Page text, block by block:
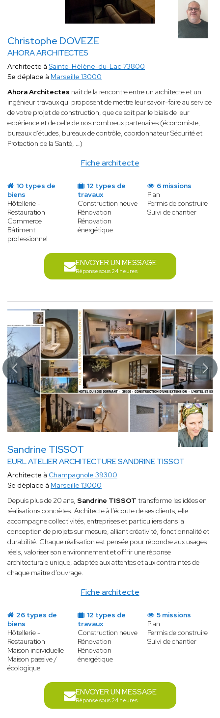
Christophe DOVEZE
AHORA ARCHITECTES
Fiche architecte
Architecte à Sainte-Hélène-du-Lac 73800
Se déplace à Marseille 13000
Ahora Architectes nait de la rencontre entre un architecte et un
ingénieur travaux qui proposent de mettre leur savoir-faire au service
de votre projet de construction, que ce soit par le biais de leur
expérience et de celle de nos nombreux partenaires (économiste,
bureaux d’études, bureaux de contrôle, coordonnateur Sécurité et
Protection de la Santé, …)
10 types de
biens
Hôtellerie -
Restauration
Commerce
Bâtiment
professionnel
12 types de
travaux
Construction neuve
Rénovation
Rénovation
énergétique
6 missions
Plan
Permis de construire
Suivi de chantier
ENVOYER UN MESSAGE
Réponse sous 24 heures
Sandrine TISSOT
EURL ATELIER ARCHITECTURE SANDRINE TISSOT
Fiche architecte
Architecte à Champagnole 39300
Se déplace à Marseille 13000
Depuis plus de 20 ans, Sandrine TISSOT transforme les idées en
réalisations concrètes. Architecte à l’écoute de ses clients, elle
accompagne collectivités, entreprises et particuliers dans la
conception de projets sur mesure, alliant créativité, fonctionnalité et
durabilité. Chaque réalisation est pensée pour répondre aux usages
réels, valoriser son environnement et offrir une réponse
architecturale unique, adaptée aux attentes et aux contraintes de
chaque maître d’ouvrage.
26 types de
biens
Hôtellerie -
Restauration
Maison individuelle
Maison passive /
écologique
12 types de
travaux
Construction neuve
Rénovation
Rénovation
énergétique
5 missions
Plan
Permis de construire
Suivi de chantier
ENVOYER UN MESSAGE
Réponse sous 24 heures